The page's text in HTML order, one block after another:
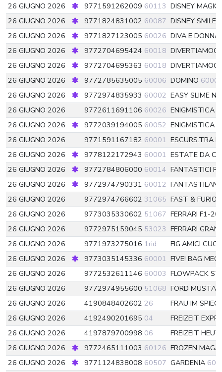
26 GIUGNO 2026
9771591262009 60113 DISNEY MAGIC
26 GIUGNO 2026
9771824831002 60087 DISNEY SMILE
26 GIUGNO 2026
9771827123005 60026 DIVA E
26 GIUGNO 2026
9772704695424 60018
26 GIUGNO 2026
9772704695363 60018
26 GIUGNO 2026
9772785635005 60006 DOMINO
26 GIUGNO 2026
9772974835933 60002 EASY SLIME
26 GIUGNO 2026
9772611691106 60026 ENIGMISTICA
26 GIUGNO 2026
9772039194005 60052 ENIGMISTICA
26 GIUGNO 2026
9771591167182 60001 ESCURS.TRA
26 GIUGNO 2026
9778122172943 60001 ESTATE DA
26 GIUGNO 2026
9772784806000 60014 FANTASTICI
26 GIUGNO 2026
9772974790331 60012
26 GIUGNO 2026
9772974766602 31065 FAST &
26 GIUGNO 2026
9773035330602 51067 FERRARI F1-
26 GIUGNO 2026
9772975159045 53023 FERRARI
26 GIUGNO 2026
9771973275016 1rid
FIG.AMICI
26 GIUGNO 2026
9773035145336 60001 FIVE! BAG
26 GIUGNO 2026
9772532611146 60003 FLOWPACK
26 GIUGNO 2026
9772974955600 51068 FORD
26 GIUGNO 2026
4190848402602 26
FRAU IM
26 GIUGNO 2026
4192490201695 04
FREIZEIT
26 GIUGNO 2026
4197879700998 06
FREIZEIT
26 GIUGNO 2026
9772465111003 60126 FROZEN
26 GIUGNO 2026
9771124838008 60507 GARDENIA